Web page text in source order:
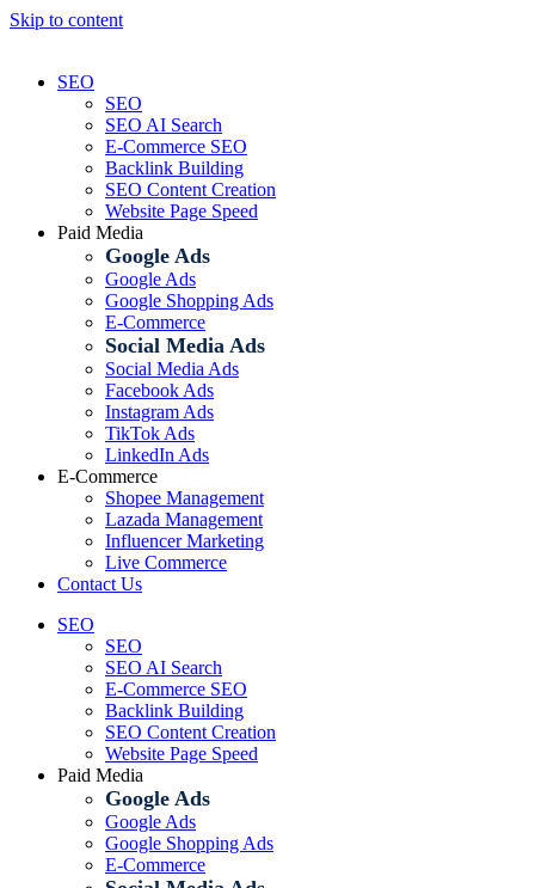
Skip to content
SEO
SEO
SEO AI Search
E-Commerce SEO
Backlink Building
SEO Content Creation
Website Page Speed
Paid Media
Google Ads
Google Ads
Google Shopping Ads
E-Commerce
Social Media Ads
Social Media Ads
Facebook Ads
Instagram Ads
TikTok Ads
LinkedIn Ads
E-Commerce
Shopee Management
Lazada Management
Influencer Marketing
Live Commerce
Contact Us
SEO
SEO
SEO AI Search
E-Commerce SEO
Backlink Building
SEO Content Creation
Website Page Speed
Paid Media
Google Ads
Google Ads
Google Shopping Ads
E-Commerce